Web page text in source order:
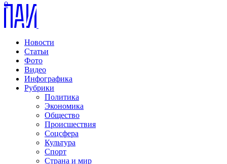
Новости
Статьи
Фото
Видео
Инфографика
Рубрики
Политика
Экономика
Общество
Происшествия
Соцсфера
Культура
Спорт
Страна и мир
0